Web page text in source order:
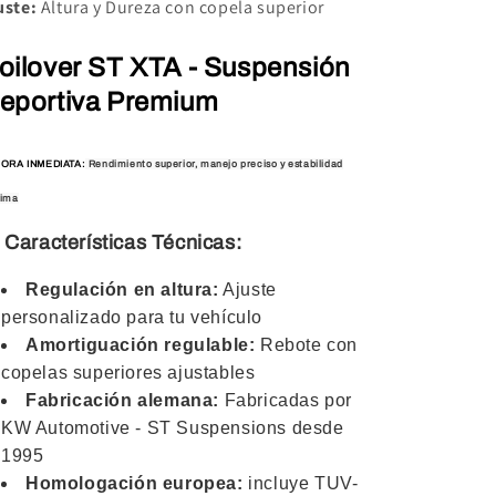
Altura y Dureza con copela superior
ST XTA - Suspensión
Premium
INMEDIATA: Rendimiento superior, manejo preciso y estabilidad
Características Técnicas:
Regulación en altura: Ajuste
personalizado para tu vehículo
Amortiguación regulable: Rebote con
copelas superiores ajustables
Fabricación alemana: Fabricadas por
KW Automotive - ST Suspensions desde
1995
Homologación europea: incluye TUV-